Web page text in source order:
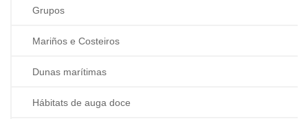
Grupos
Mariños e Costeiros
Dunas marítimas
Hábitats de auga doce